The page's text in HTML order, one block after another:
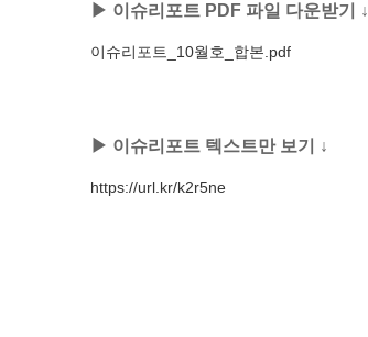
▶ 이슈리포트 PDF 파일 다운받기 ↓
이슈리포트_10월호_합본.pdf
▶ 이슈리포트 텍스트만 보기 ↓
https://url.kr/k2r5ne